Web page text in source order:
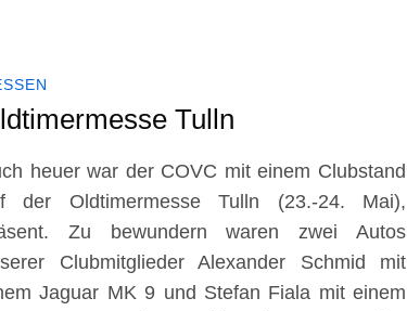
Tulln
heuer war der COVC mit einem Clubstand
der Oldtimermesse Tulln (23.-24. Mai),
Zu bewundern waren zwei Autos
Clubmitglieder Alexander Schmid mit
Jaguar MK 9 und Stefan Fiala mit einem